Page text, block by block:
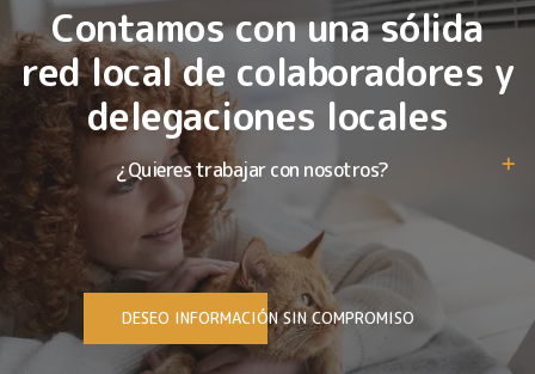
Contamos con una sólida
red local de colaboradores y
delegaciones locales
¿Quieres trabajar con nosotros?
DESEO INFORMACIÓN SIN COMPROMISO